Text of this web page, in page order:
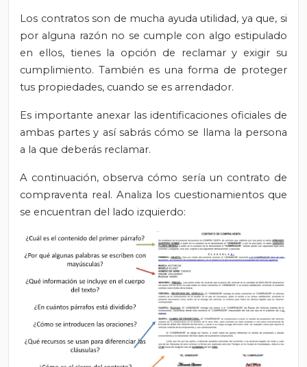
Los contratos son de mucha ayuda utilidad, ya que, si
por alguna razón no se cumple con algo estipulado
en ellos, tienes la opción de reclamar y exigir su
cumplimiento. También es una forma de proteger
tus propiedades, cuando se es arrendador.
Es importante anexar las identificaciones oficiales de
ambas partes y así sabrás cómo se llama la persona
a la que deberás reclamar.
A continuación, observa cómo sería un contrato de
compraventa real. Analiza los cuestionamientos que
se encuentran del lado izquierdo: